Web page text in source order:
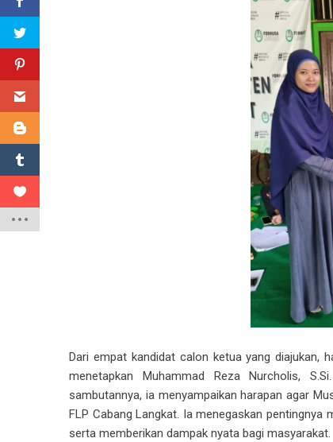
Dari empat kandidat calon ketua yang diajukan,
menetapkan Muhammad Reza Nurcholis,
sambutannya, ia menyampaikan harapan agar
FLP Cabang Langkat. Ia menegaskan
serta memberikan dampak nyata bagi masyarakat.